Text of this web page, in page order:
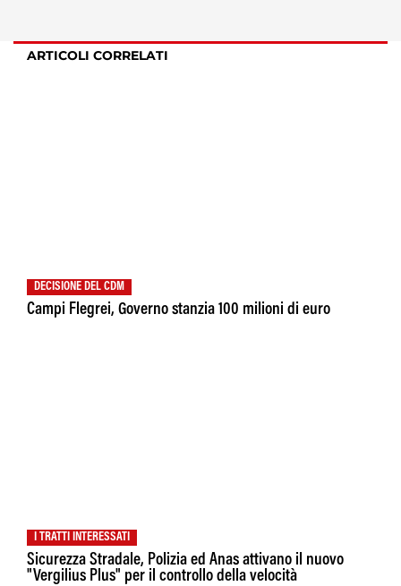
ARTICOLI CORRELATI
DECISIONE DEL CDM
Campi Flegrei, Governo stanzia 100 milioni di euro
I TRATTI INTERESSATI
Sicurezza Stradale, Polizia ed Anas attivano il nuovo
"Vergilius Plus" per il controllo della velocità